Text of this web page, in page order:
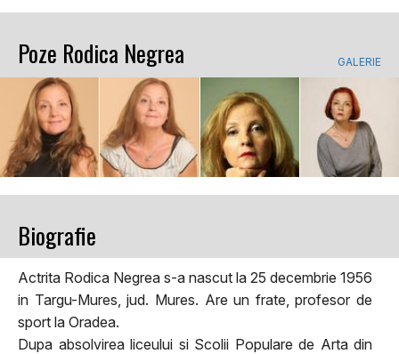
Poze Rodica Negrea GALERIE
Biografie
Actrita Rodica Negrea s-a nascut la 25 decembrie 1956
in Targu-Mures, jud. Mures. Are un frate, profesor de
sport la Oradea.
Dupa absolvirea liceului si Scolii Populare de Arta din